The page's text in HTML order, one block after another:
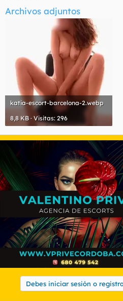
Archivos adjuntos
katia-escort-barcelona-2.webp
8,8 KB · Visitas: 296
Debes iniciar sesión o